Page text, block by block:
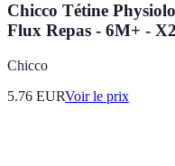
Chicco Tétine
Flux Repas - 6M+ - X2
Chicco
5.76 EURVoir le prix